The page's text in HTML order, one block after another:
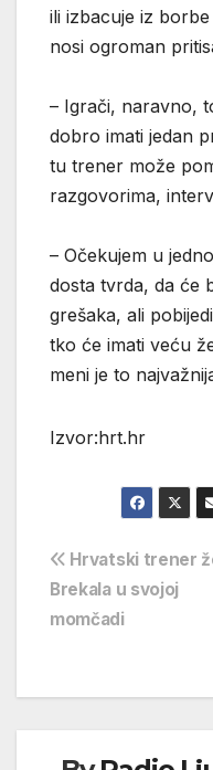
ili izbacuje iz
nosi ogroman
– Igrači, naravno,
dobro imati jedan
tu trener može
razgovorima,
– Očekujem u
dosta tvrda, da će
grešaka, ali
tko će imati veću
meni je to
Izvor:hrt.hr
objava
Hrvatski trener
Brekala u svojoj
momčadi